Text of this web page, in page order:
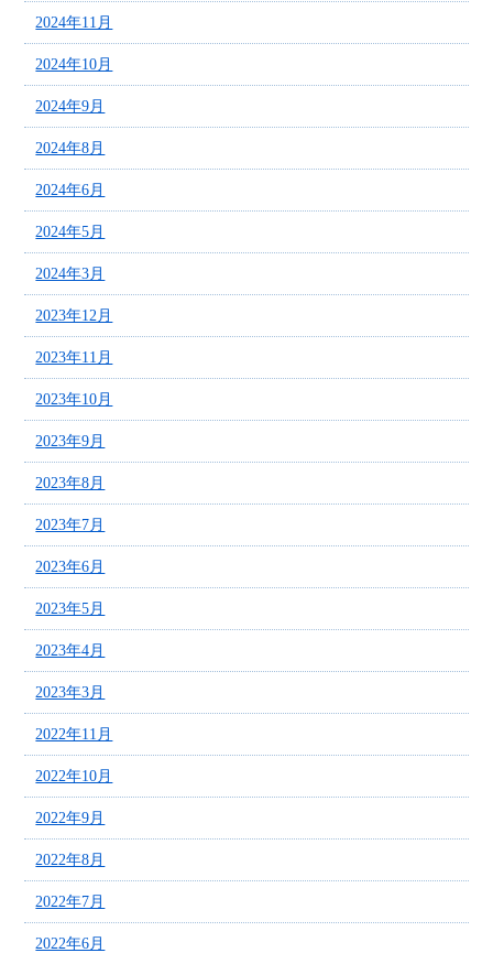
2024年11月
2024年10月
2024年9月
2024年8月
2024年6月
2024年5月
2024年3月
2023年12月
2023年11月
2023年10月
2023年9月
2023年8月
2023年7月
2023年6月
2023年5月
2023年4月
2023年3月
2022年11月
2022年10月
2022年9月
2022年8月
2022年7月
2022年6月